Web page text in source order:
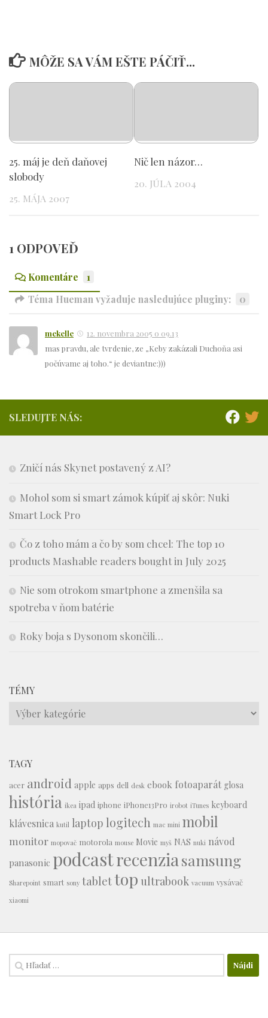
MÔŽE SA VÁM EŠTE PÁČIŤ...
25. máj je deň daňovej
slobody
25. MÁJA 2007
Nič len názor…
20. JÚLA 2004
1 ODPOVEĎ
Komentáre
1
Téma Hueman vyžaduje nasledujúce pluginy:
0
mekelle
12. novembra 2005 o 09.13
mas pravdu, ale tvrdenie, ze „Keby zakázali Duchoňa asi
počúvame aj toho.“ je deviantne:)))
SLEDUJTE NÁS:
Zničí nás Skynet postavený z AI?
Mohol som si smart zámok kúpiť aj skôr: Nuki
Smart Lock Pro
Čo z toho mám a čo by som chcel: The top 10
products Mashable readers bought in July 2025
Nie som otrokom smartphone a zmenšila sa
spotreba v ňom batérie
Roky boja s Dysonom skončili…
TÉMY
Témy
TAGY
acer android apple apps dell desk ebook fotoaparát glosa
história ikea ipad iphone iPhone13Pro irobot iTunes keyboard
klávesnica kutil laptop logitech mac mini mobil
monitor mopovač motorola mouse Movie myš NAS nuki návod
panasonic podcastrecenziasamsung
Sharepoint smart sony tablettop ultrabook vacuum vysávač
xiaomi
Hľadať: